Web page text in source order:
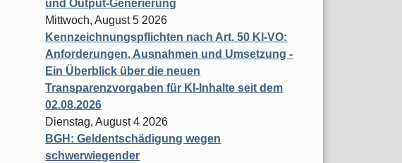
und Output-Generierung
Mittwoch, August 5 2026
Kennzeichnungspflichten nach Art. 50 KI-VO:
Anforderungen, Ausnahmen und Umsetzung -
Ein Überblick über die neuen
Transparenzvorgaben für KI-Inhalte seit dem
02.08.2026
Dienstag, August 4 2026
BGH: Geldentschädigung wegen
schwerwiegender